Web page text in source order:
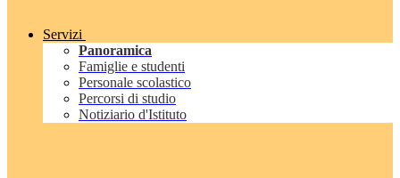
Servizi
Panoramica
Famiglie e studenti
Personale scolastico
Percorsi di studio
Notiziario d'Istituto